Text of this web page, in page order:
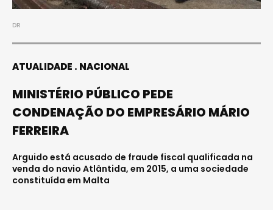
DR
ATUALIDADE NACIONAL
MINISTÉRIO PÚBLICO PEDE
CONDENAÇÃO DO EMPRESÁRIO MÁRIO
FERREIRA
Arguido está acusado de fraude fiscal qualificada na
venda do navio Atlântida, em 2015, a uma sociedade
constituída em Malta